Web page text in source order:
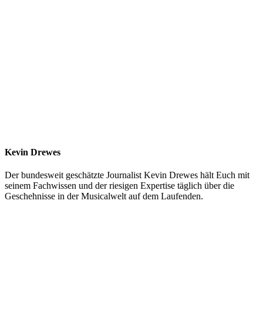
Kevin Drewes
Der bundesweit geschätzte Journalist Kevin Drewes hält Euch mit
seinem Fachwissen und der riesigen Expertise täglich über die
Geschehnisse in der Musicalwelt auf dem Laufenden.